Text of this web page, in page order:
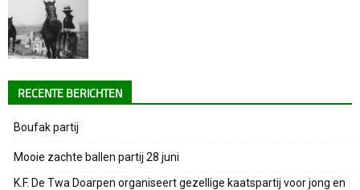
RECENTE BERICHTEN
Boufak partij
Mooie zachte ballen partij 28 juni
K.F. De Twa Doarpen organiseert gezellige kaatspartij voor jong en